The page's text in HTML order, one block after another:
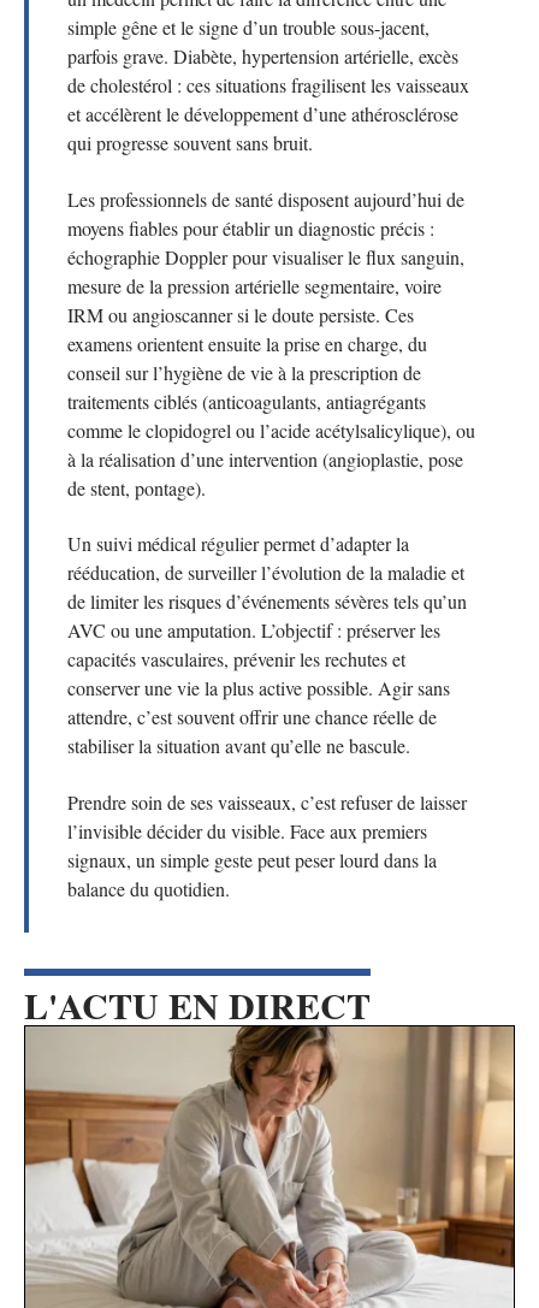
simple gêne et le signe d’un trouble sous-jacent,
parfois grave. Diabète, hypertension artérielle, excès
de cholestérol : ces situations fragilisent les vaisseaux
et accélèrent le développement d’une athérosclérose
qui progresse souvent sans bruit.
Les professionnels de santé disposent aujourd’hui de
moyens fiables pour établir un diagnostic précis :
échographie Doppler pour visualiser le flux sanguin,
mesure de la pression artérielle segmentaire, voire
IRM ou angioscanner si le doute persiste. Ces
examens orientent ensuite la prise en charge, du
conseil sur l’hygiène de vie à la prescription de
traitements ciblés (anticoagulants, antiagrégants
comme le clopidogrel ou l’acide acétylsalicylique), ou
à la réalisation d’une intervention (angioplastie, pose
de stent, pontage).
Un suivi médical régulier permet d’adapter la
rééducation, de surveiller l’évolution de la maladie et
de limiter les risques d’événements sévères tels qu’un
AVC ou une amputation. L’objectif : préserver les
capacités vasculaires, prévenir les rechutes et
conserver une vie la plus active possible. Agir sans
attendre, c’est souvent offrir une chance réelle de
stabiliser la situation avant qu’elle ne bascule.
Prendre soin de ses vaisseaux, c’est refuser de laisser
l’invisible décider du visible. Face aux premiers
signaux, un simple geste peut peser lourd dans la
balance du quotidien.
L'ACTU EN DIRECT